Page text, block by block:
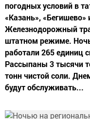
погодных условий в
«Казань»,
Железнодорожный
штатном режиме.
работали 265 единиц
Рассыпаны 3 тысячи
тонн чистой соли.
будут обслуживать...